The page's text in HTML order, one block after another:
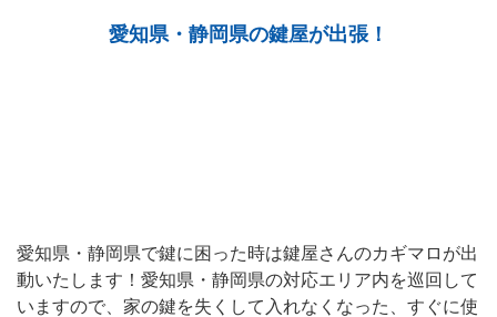
愛知県・静岡県の鍵屋が出張！
愛知県・静岡県で鍵に困った時は鍵屋さんのカギマロが出
動いたします！愛知県・静岡県の対応エリア内を巡回して
いますので、家の鍵を失くして入れなくなった、すぐに使